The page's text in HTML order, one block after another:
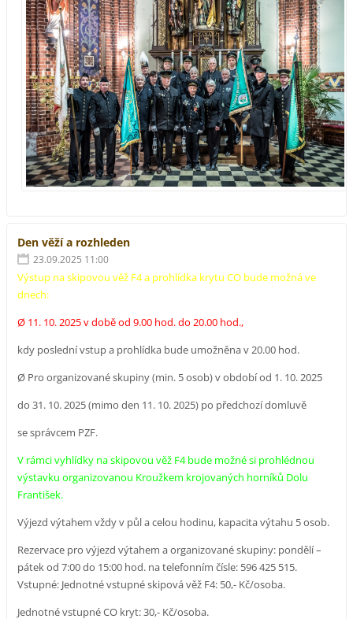
Den věží a rozhleden
23.09.2025 11:00
Výstup na skipovou věž F4 a prohlídka krytu CO bude možná ve
dnech:
Ø 11. 10. 2025 v době od 9.00 hod. do 20.00 hod.,
kdy poslední vstup a prohlídka bude umožněna v 20.00 hod.
Ø Pro organizované skupiny (min. 5 osob) v období od 1. 10. 2025
do 31. 10. 2025 (mimo den 11. 10. 2025) po předchozí domluvě
se správcem PZF.
V rámci vyhlídky na skipovou věž F4 bude možné si prohlédnou
výstavku organizovanou Kroužkem krojovaných horníků Dolu
František.
Výjezd výtahem vždy v půl a celou hodinu, kapacita výtahu 5 osob.
Rezervace pro výjezd výtahem a organizované skupiny: pondělí –
pátek od 7:00 do 15:00 hod. na telefonním čísle: 596 425 515.
Vstupné: Jednotné vstupné skipová věž F4: 50,- Kč/osoba.
Jednotné vstupné CO kryt: 30,- Kč/osoba.